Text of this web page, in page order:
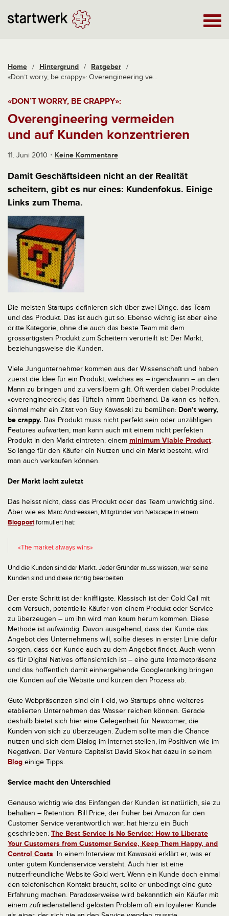
Home / Hintergrund / Ratgeber /
«Don’t worry, be crappy»: Overengineering ve...
«DON’T WORRY, BE CRAPPY»:
Overengineering vermeiden
und auf Kunden konzentrieren
11. Juni 2010 Keine Kommentare
Damit Geschäftsideen nicht an der Realität
scheitern, gibt es nur eines: Kundenfokus. Einige
Links zum Thema.
Die meisten Startups definieren sich über zwei Dinge: das Team
und das Produkt. Das ist auch gut so. Ebenso wichtig ist aber eine
dritte Kategorie, ohne die auch das beste Team mit dem
grossartigsten Produkt zum Scheitern verurteilt ist: Der Markt,
beziehungsweise die Kunden.
Viele Jungunternehmer kommen aus der Wissenschaft und haben
zuerst die Idee für ein Produkt, welches es – irgendwann – an den
Mann zu bringen und zu versilbern gilt. Oft werden dabei Produkte
«overengineered»; das Tüfteln nimmt überhand. Da kann es helfen,
einmal mehr ein Zitat von Guy Kawasaki zu bemühen: Don’t worry,
be crappy. Das Produkt muss nicht perfekt sein oder unzähligen
Features aufwarten, man kann auch mit einem nicht perfekten
Produkt in den Markt eintreten: einem minimum Viable Product.
So lange für den Käufer ein Nutzen und ein Markt besteht, wird
man auch verkaufen können.
Der Markt lacht zuletzt
Das heisst nicht, dass das Produkt oder das Team unwichtig sind.
Aber wie es Marc Andreessen, Mitgründer von Netscape in einem
Blogpostformuliert hat:
«The market always wins»
Und die Kunden sind der Markt. Jeder Gründer muss wissen, wer seine
Kunden sind und diese richtig bearbeiten.
Der erste Schritt ist der kniffligste. Klassisch ist der Cold Call mit
dem Versuch, potentielle Käufer von einem Produkt oder Service
zu überzeugen – um ihn wird man kaum herum kommen. Diese
Methode ist aufwändig. Davon ausgehend, dass der Kunde das
Angebot des Unternehmens will, sollte dieses in erster Linie dafür
sorgen, dass der Kunde auch zu dem Angebot findet. Auch wenn
es für Digital Natives offensichtlich ist – eine gute Internetpräsenz
und das hoffentlich damit einhergehende Googleranking bringen
die Kunden auf die Website und kürzen den Prozess ab.
Gute Webpräsenzen sind ein Feld, wo Startups ohne weiteres
etablierten Unternehmen das Wasser reichen können. Gerade
deshalb bietet sich hier eine Gelegenheit für Newcomer, die
Kunden von sich zu überzeugen. Zudem sollte man die Chance
nutzen und sich dem Dialog im Internet stellen, im Positiven wie im
Negativen. Der Venture Capitalist David Skok hat dazu in seinem
Blog einige Tipps.
Service macht den Unterschied
Genauso wichtig wie das Einfangen der Kunden ist natürlich, sie zu
behalten – Retention. Bill Price, der früher bei Amazon für den
Customer Service verantwortlich war, hat hierzu ein Buch
geschrieben: The Best Service Is No Service: How to Liberate
Your Customers from Customer Service, Keep Them Happy, and
Control Costs. In einem Interview mit Kawasaki erklärt er, was er
unter gutem Kundenservice versteht. Auch hier ist eine
nutzerfreundliche Website Gold wert. Wenn ein Kunde doch einmal
den telefonischen Kontakt braucht, sollte er unbedingt eine gute
Erfahrung machen. Paradoxerweise wird bekanntlich ein Käufer mit
einem zufriedenstellend gelösten Problem oft ein loyalerer Kunde